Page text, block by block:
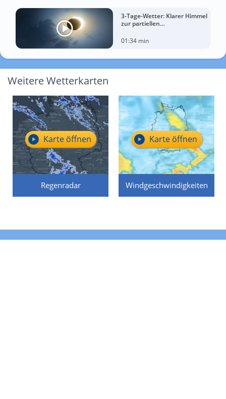
3-Tage-Wetter: Klarer Himmel
zur partiellen
Mittwoch?
01:34 min
Weitere Wetterkarten
Regenradar
Karte öffnen
Windgeschwindigkeiten
Karte öffnen